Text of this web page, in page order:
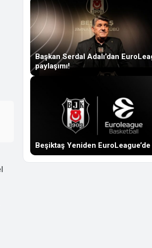
Başkan Serdal Adalı’dan
paylaşımı!
Beşiktaş Yeniden EuroLeague’de